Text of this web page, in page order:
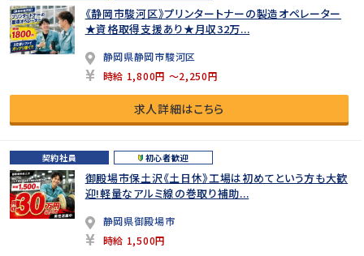
《静岡市駿河区》プリンタートナーの製造オペレーター
★資格取得支援あり★月収32万...
静岡県静岡市駿河区
時給 1,800円 ～2,250円
求人詳細はこちら
契約社員 初心者歓迎
御殿場市保土沢《土日休》工場は初めてという方も大歓
迎!軽量なアルミ線の巻取り補助...
静岡県御殿場市
時給 1,500円